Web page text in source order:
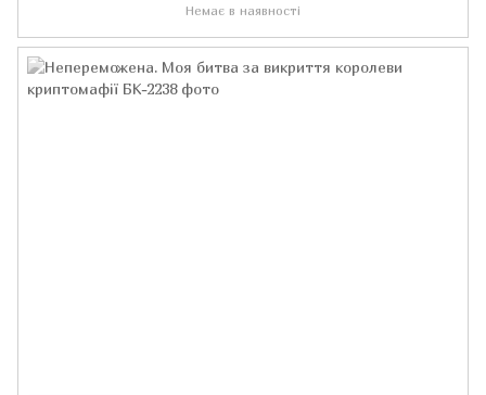
Немає в наявності